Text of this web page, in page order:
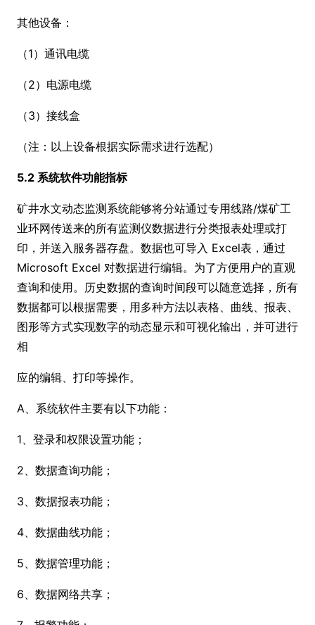
其他设备：
（1）通讯电缆
（2）电源电缆
（3）接线盒
（注：以上设备根据实际需求进行选配）
5.2 系统软件功能指标
矿井水文动态监测系统能够将分站通过专用线路/煤矿工
业环网传送来的所有监测仪数据进行分类报表处理或打
印，并送入服务器存盘。数据也可导入 Excel表，通过
Microsoft Excel 对数据进行编辑。为了方便用户的直观
查询和使用。历史数据的查询时间段可以随意选择，所有
数据都可以根据需要，用多种方法以表格、曲线、报表、
图形等方式实现数字的动态显示和可视化输出，并可进行
相
应的编辑、打印等操作。
A、系统软件主要有以下功能：
1、登录和权限设置功能；
2、数据查询功能；
3、数据报表功能；
4、数据曲线功能；
5、数据管理功能；
6、数据网络共享；